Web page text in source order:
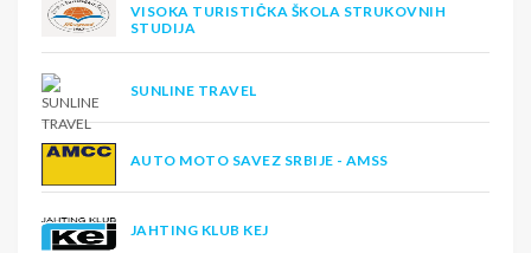
VISOKA TURISTIČKA ŠKOLA STRUKOVNIH
STUDIJA
SUNLINE TRAVEL
AUTO MOTO SAVEZ SRBIJE - AMSS
JAHTING KLUB KEJ